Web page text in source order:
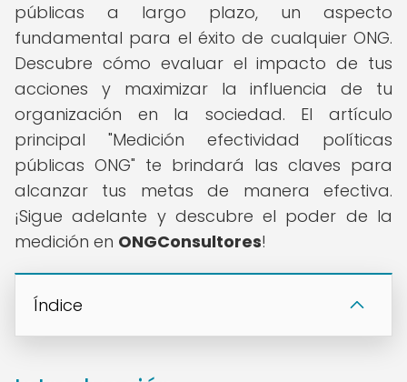
públicas a largo plazo, un aspecto
fundamental para el éxito de cualquier ONG.
Descubre cómo evaluar el impacto de tus
acciones y maximizar la influencia de tu
organización en la sociedad. El artículo
principal "Medición efectividad políticas
públicas ONG" te brindará las claves para
alcanzar tus metas de manera efectiva.
¡Sigue adelante y descubre el poder de la
medición en ONGConsultores!
Índice